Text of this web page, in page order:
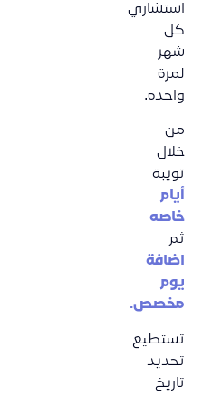
استشاري
كل
شهر
لمرة
واحده.
من
خلال
تويبة
أيام
خاصه
ثم
اضافة
يوم
مخصص.
تستطيع
تحديد
تاريخ